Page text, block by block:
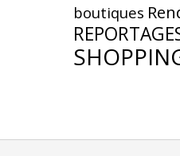
boutiques